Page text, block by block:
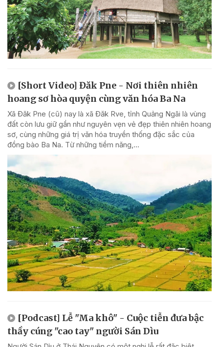
[Short Video] Đăk Pne - Nơi thiên nhiên
hoang sơ hòa quyện cùng văn hóa Ba Na
Xã Đăk Pne (cũ) nay là xã Đăk Rve, tỉnh Quảng Ngãi là vùng
đất còn lưu giữ gần như nguyên vẹn vẻ đẹp thiên nhiên hoang
sơ, cùng những giá trị văn hóa truyền thống đặc sắc của
đồng bào Ba Na. Từ những tiềm năng,...
[Podcast] Lễ "Ma khô" - Cuộc tiễn đưa bậc
thầy cúng "cao tay" người Sán Dìu